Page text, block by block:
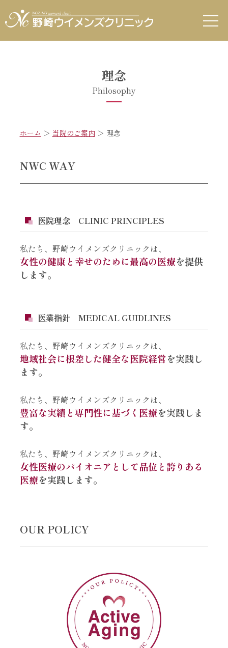
理念
Philosophy
ホーム ＞ 当院のご案内＞ 理念
NWC WAY
医院理念 CLINIC PRINCIPLES
私たち、野崎ウイメンズクリニックは、
⼥性の健康と幸せのために最⾼の医療を提供
します。
医業指針 MEDICAL GUIDLINES
私たち、野崎ウイメンズクリニックは、
地域社会に根差した健全な医院経営を実践し
ます。
私たち、野崎ウイメンズクリニックは、
豊富な実績と専⾨性に基づく医療を実践しま
す。
私たち、野崎ウイメンズクリニックは、
⼥性医療のパイオニアとして品位と誇りある
医療を実践します。
OUR POLICY